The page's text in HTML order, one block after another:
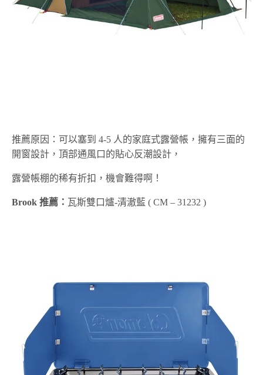
推薦原因：可以塞到 4-5 人的家庭式露營帳，擁有三面的
開窗設計，頂部通風口的貼心反潮設計，
露營帳棚的稀有折扣，機會難得啊！
Brook 推薦： 瓦斯雙口爐-清澈藍 ( CM – 31232 )